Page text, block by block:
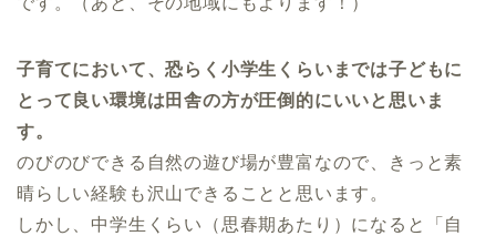
子育てにおいて、恐らく小学生くらいまでは子どもに
とって良い環境は田舎の方が圧倒的にいいと思いま
す。
のびのびできる自然の遊び場が豊富なので、きっと素
晴らしい経験も沢山できることと思います。
しかし、中学生くらい（思春期あたり）になると「自